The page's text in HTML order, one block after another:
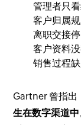
管理者只
客户归属
离职交接
客户资料
销售过程
Gartner 曾指出
生在数字渠道中